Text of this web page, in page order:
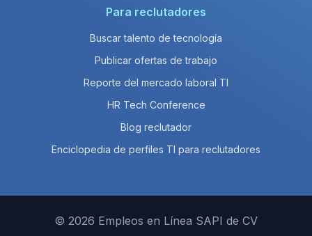
Para reclutadores
Buscar talento de tecnología
Publicar ofertas de trabajo
Reporte del mercado laboral TI
HR Tech Conference
Blog reclutador
Enciclopedia de perfiles TI para reclutadores
© 2026 Empleos en Línea SAPI de CV